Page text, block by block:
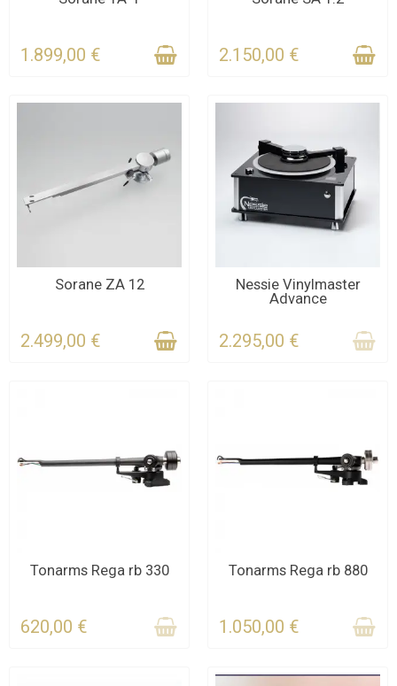
1.899,00 € 2.150,00 €
Sorane ZA 12
2.499,00 €
KONTAKTIEREN SIE UNS
Nessie Vinylmaster
Advance
2.295,00 €
KONTAKTIEREN SIE UNS
Tonarms Rega rb 330
620,00 €
KONTAKTIEREN SIE UNS
Tonarms Rega rb 880
1.050,00 €